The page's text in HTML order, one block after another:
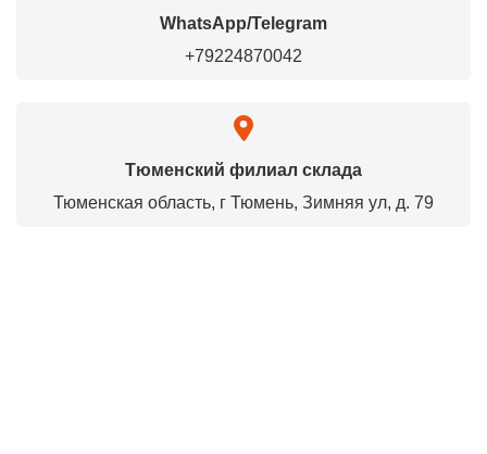
WhatsApp/Telegram
+79224870042
Тюменский филиал склада
Тюменская область, г Тюмень, Зимняя ул, д. 79